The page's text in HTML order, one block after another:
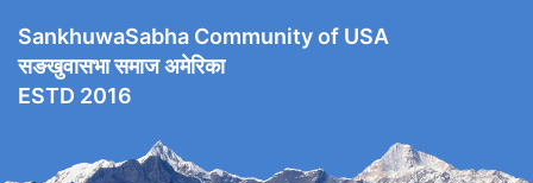
SankhuwaSabha Community of USA
सङखुवासभा समाज अमेरिका
ESTD 2016